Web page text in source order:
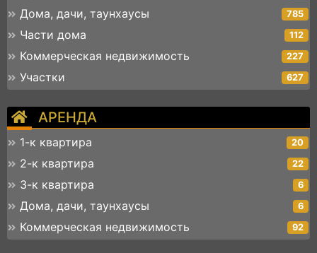
Дома, дачи, таунхаусы 785
Части дома 112
Коммерческая недвижимость 227
Участки 627
АРЕНДА
1-к квартира 20
2-к квартира 22
3-к квартира 6
Дома, дачи, таунхаусы 6
Коммерческая недвижимость 92